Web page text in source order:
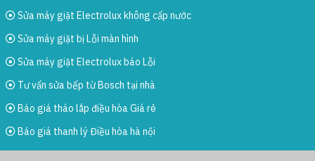
Sửa máy giặt Electrolux không cấp nước
Sửa máy giặt bị Lỗi màn hình
Sửa máy giặt Electrolux báo Lỗi
Tư vấn sửa bếp từ Bosch tại nhà
Báo giá tháo lắp điều hòa Giá rẻ
Báo giá thanh lý Điều hòa hà nội